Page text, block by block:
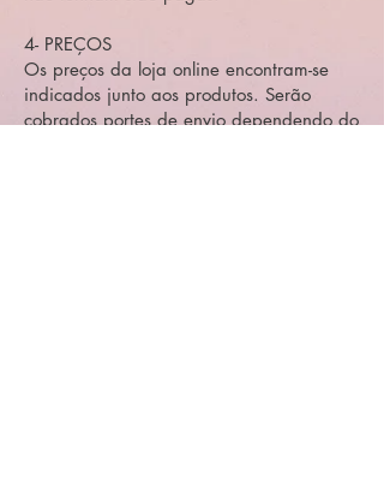
4- PREÇOS
Os preços da loja online encontram-se
indicados junto aos produtos. Serão
cobrados portes de envio dependendo do